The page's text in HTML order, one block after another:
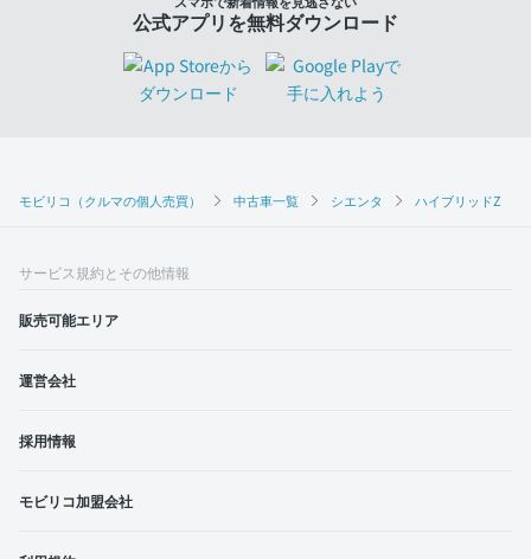
モビリコ（クルマの個人売買） 中古車一覧 シエンタ ハイブリッドZ
公式アプリを無料ダウンロード
サービス規約とその他情報
販売可能エリア
運営会社
採用情報
モビリコ加盟会社